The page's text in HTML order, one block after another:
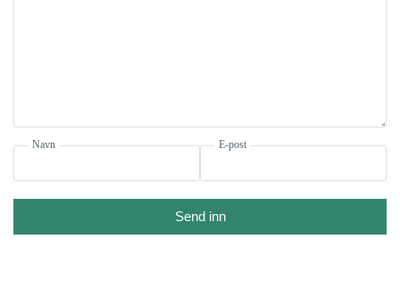
Navn E-post
Send inn